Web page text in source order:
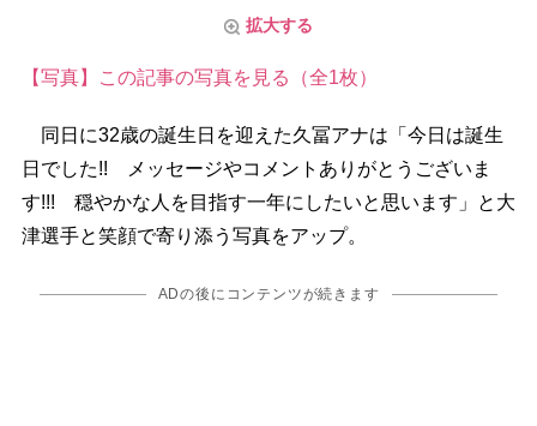
拡大する
【写真】この記事の写真を見る（全1枚）
同日に32歳の誕生日を迎えた久冨アナは「今日は誕生
日でした!! メッセージやコメントありがとうございま
す!!! 穏やかな人を目指す一年にしたいと思います」と大
津選手と笑顔で寄り添う写真をアップ。
ADの後にコンテンツが続きます